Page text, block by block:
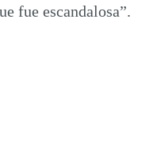
fue escandalosa”.